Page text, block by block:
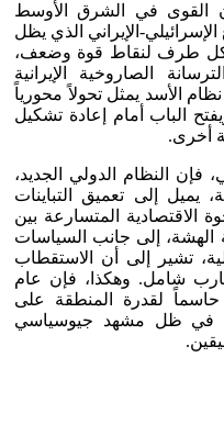
القوى في الشرق الأوسط
الإيراني الذي يظل
كل طرف لنقاط قوة وضعف،
الصاروخية الإيرانية
الأسد يمثل تحولاً محورياً
الباب أمام إعادة تشكيل
أخرى.
فإن النظام الدولي الجديد،
يميل إلى تعميق التباينات
الاقتصادية المتسارعة بين
الهشة، إلى جانب السياسات
تشير إلى أن الاستقطاب
شامل. وهكذا، فإن عام
حاسماً لقدرة المنطقة على
في ظل مشهد جيوسياسي